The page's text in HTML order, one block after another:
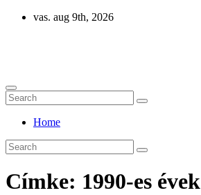
Skip
vas. aug 9th, 2026
Home
Címke: 1990-es évek